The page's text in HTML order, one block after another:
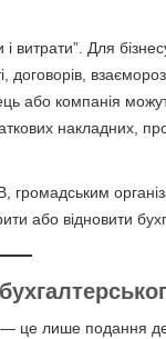
витрати”. Для
договорів,
або компанія
накладних,
або відновити
це лише подання